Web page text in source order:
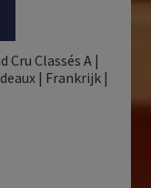
Cru Classés A |
| Frankrijk |